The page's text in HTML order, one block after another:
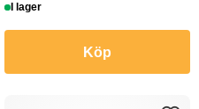
I lager
Köp